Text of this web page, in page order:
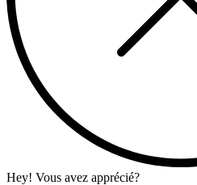
Hey! Vous avez apprécié?